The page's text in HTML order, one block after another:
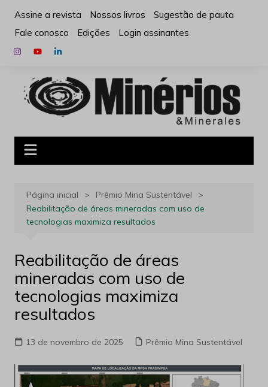
para
conteúdo
Assine a revista Nossos livros
Sugestão de pauta
Fale conosco
Edições Login assinantes
Página inicial
Prêmio Mina Sustentável
Reabilitação de áreas mineradas com uso de
tecnologias maximiza resultados
Reabilitação de áreas
mineradas com uso de
tecnologias maximiza
resultados
13 de novembro de 2025 Prêmio Mina Sustentável